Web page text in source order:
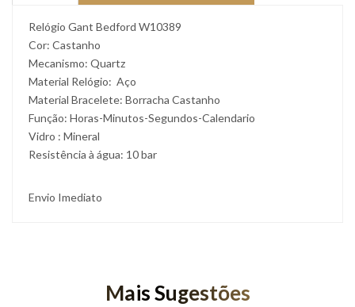
Relógio Gant Bedford W10389
Cor: Castanho
Mecanismo: Quartz
Material Relógio: Aço
Material Bracelete: Borracha Castanho
Função: Horas-Minutos-Segundos-Calendario
Vidro : Mineral
Resistência à água: 10 bar
Envio Imediato
Mais Sugestões